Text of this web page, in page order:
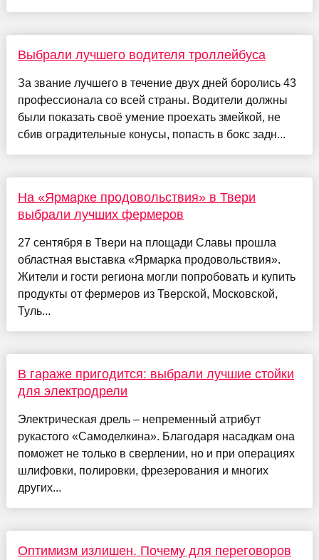
Выбрали лучшего водителя троллейбуса
За звание лучшего в течение двух дней боролись 43
профессионала со всей страны. Водители должны
были показать своё умение проехать змейкой, не
сбив оградительные конусы, попасть в бокс задн...
На «Ярмарке продовольствия» в Твери
выбрали лучших фермеров
27 сентября в Твери на площади Славы прошла
областная выставка «Ярмарка продовольствия».
Жители и гости региона могли попробовать и купить
продукты от фермеров из Тверской, Московской,
Туль...
В гараже пригодится: выбрали лучшие стойки
для электродрели
Электрическая дрель – непременный атрибут
рукастого «Самоделкина». Благодаря насадкам она
поможет не только в сверлении, но и при операциях
шлифовки, полировки, фрезерования и многих
других...
Оптимизм излишен. Почему для переговоров